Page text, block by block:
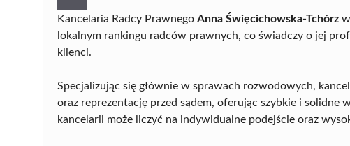
Kancelaria Radcy Prawnego Anna Święcichowska-Tchórz
lokalnym rankingu radców prawnych, co świadczy o jej
klienci.
Specjalizując się głównie w sprawach rozwodowych,
oraz reprezentację przed sądem, oferując szybkie i solidne
kancelarii może liczyć na indywidualne podejście oraz